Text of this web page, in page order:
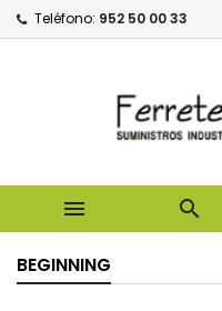
Teléfono: 952 50 00 33
 
BEGINNING